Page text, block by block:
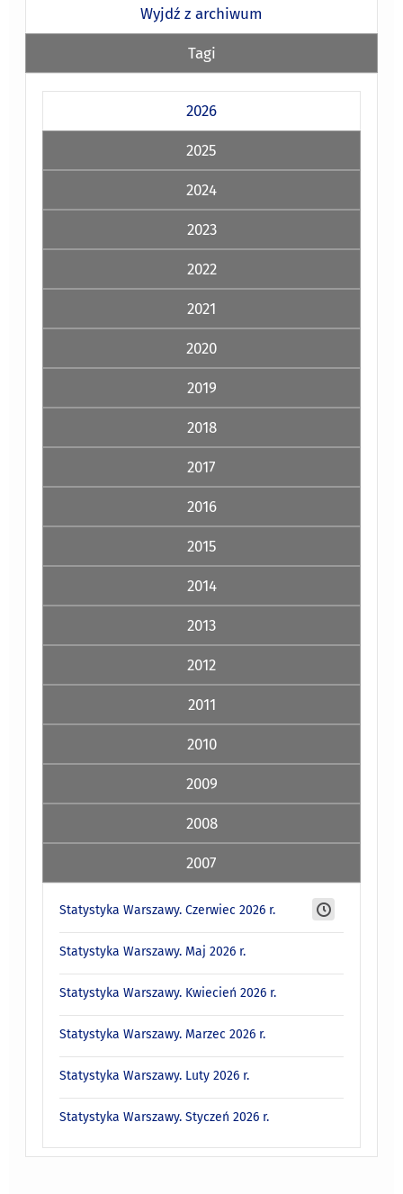
Wyjdź z archiwum
Tagi
2026
2025
2024
2023
2022
2021
2020
2019
2018
2017
2016
2015
2014
2013
2012
2011
2010
2009
2008
2007
Statystyka Warszawy. Czerwiec 2026 r.
Statystyka Warszawy. Maj 2026 r.
Statystyka Warszawy. Kwiecień 2026 r.
Statystyka Warszawy. Marzec 2026 r.
Statystyka Warszawy. Luty 2026 r.
Statystyka Warszawy. Styczeń 2026 r.